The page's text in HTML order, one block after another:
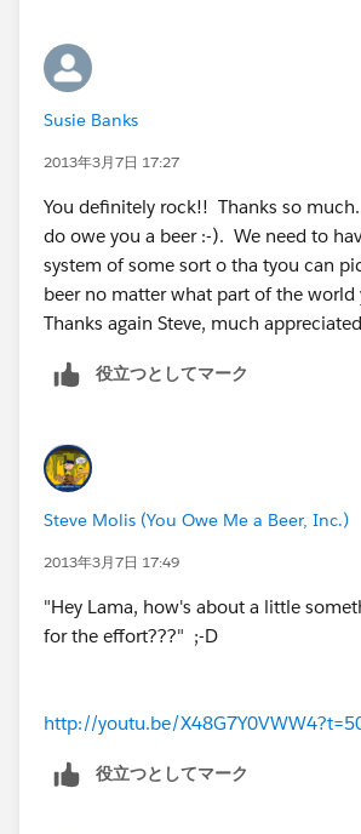
Total
1,198
Susie Banks
2013年3月7日 17:27
You definitely rock!! Thanks so
do owe you a beer :-). We need to
system of some sort o tha tyou can
beer no matter what part of the world
Thanks again Steve, much
役立つとしてマーク
Steve Molis (You Owe Me a Beer, Inc.)
2013年3月7日 17:49
"Hey Lama, how's about a little
for the effort???" ;-D
http://youtu.be/
役立つとしてマーク